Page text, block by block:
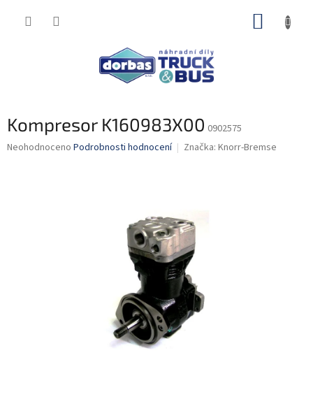
Kompresor K160983X00 0902575
Průměrné
Neohodnoceno Podrobnosti hodnocení Značka: Knorr-Bremse